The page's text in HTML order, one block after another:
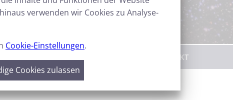
KONTAKT
19.01.2026
verwenden wir Cookies zu Analyse-
Cookie-Einstellungen.
Cookies zulassen